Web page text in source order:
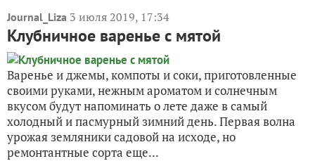
Journal_Liza 3 июля 2019, 17:34
Клубничное варенье с мятой
Варенье и джемы, компоты и соки, приготовленные
своими руками, нежным ароматом и солнечным
вкусом будут напоминать о лете даже в самый
холодный и пасмурный зимний день. Первая волна
урожая земляники садовой на исходе, но
ремонтантные сорта еще...